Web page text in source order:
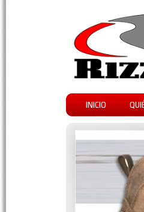
INICIO